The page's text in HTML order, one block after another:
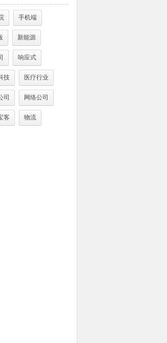
手机端
新能源
响应式
技 医疗行业
司 网络公司
客 物流